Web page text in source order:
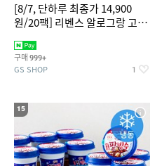
[8/7, 단하루 최종가 14,900
원/20팩] 리벤스 알로그랑 고평
구매 999+
GS SHOP 1
15